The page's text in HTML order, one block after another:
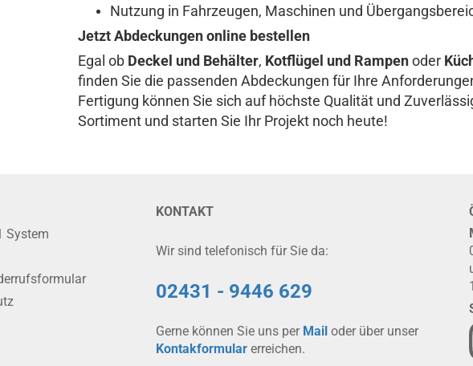
Nutzung in Fahrzeugen, Maschinen und
Jetzt Abdeckungen online bestellen
Egal ob Deckel und Behälter, Kotflügel und Rampenoder
finden Sie die passenden Abdeckungen für Ihre
Fertigung können Sie sich auf höchste Qualität und
Sortiment und starten Sie Ihr Projekt noch heute!
System
KONTAKT
Wir sind telefonisch für Sie da:
02431 - 9446 629
Gerne können Sie uns per Mail oder über unser
Kontakformular erreichen.